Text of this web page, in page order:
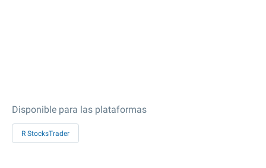
Disponible para las plataformas
R StocksTrader